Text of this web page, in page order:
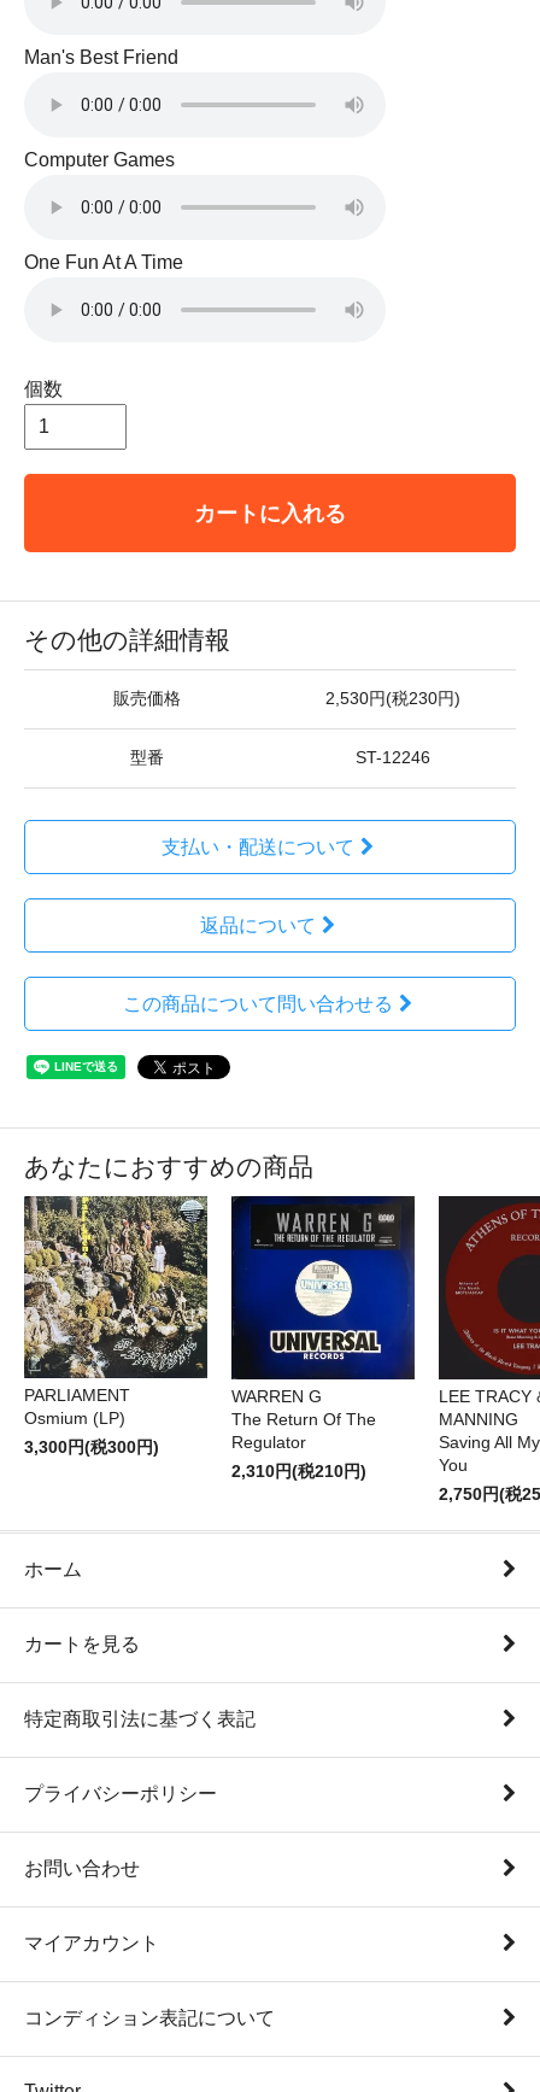
Man's Best Friend
Computer Games
One Fun At A Time
個数
カートに入れる
その他の詳細情報
販売価格 2,530円(税230円)
型番 ST-12246
支払い・配送について
返品について
この商品について問い合わせる
あなたにおすすめの商品
PARLIAMENT
Osmium (LP)
3,300円(税300円)
WARREN G
The Return Of The
Regulator
2,310円(税210円)
LEE TRACY
MANNING
Saving All
You
2,750円(税
ホーム
カートを見る
特定商取引法に基づく表記
プライバシーポリシー
お問い合わせ
マイアカウント
コンディション表記について